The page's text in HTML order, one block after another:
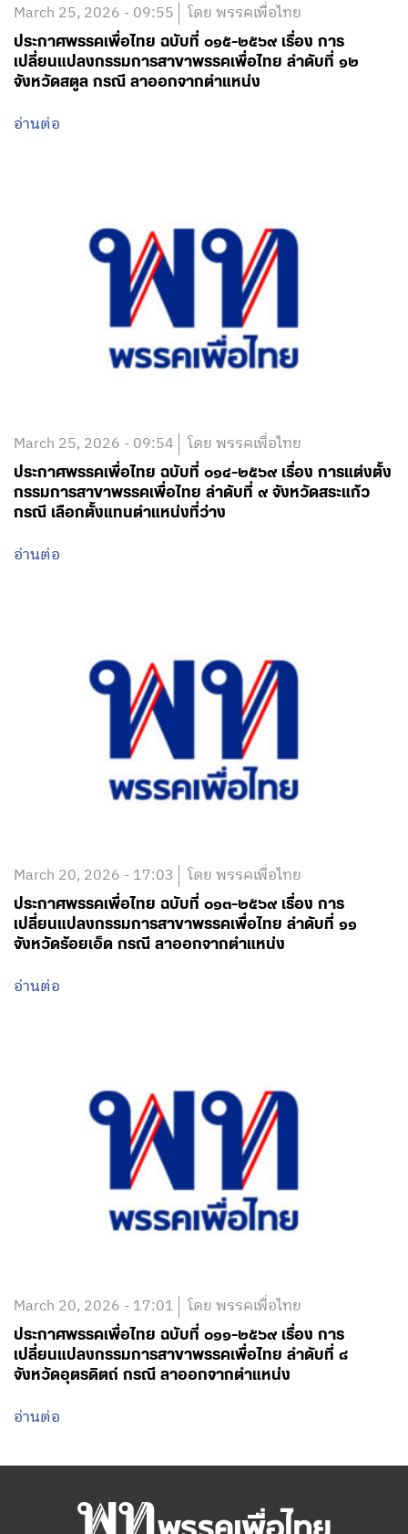
March 25, 2026 - 09:55 โดย พรรคเพื่อไทย
ประกาศพรรคเพื่อไทย ฉบับที่ ๐๑๕-๒๕๖๙ เรื่อง การ
เปลี่ยนแปลงกรรมการสาขาพรรคเพื่อไทย ลำดับที่ ๑๒
จังหวัดสตูล กรณี ลาออกจากตำแหน่ง
อ่านต่อ
March 25, 2026 - 09:54 โดย พรรคเพื่อไทย
ประกาศพรรคเพื่อไทย ฉบับที่ ๐๑๔-๒๕๖๙ เรื่อง การแต่งตั้ง
กรรมการสาขาพรรคเพื่อไทย ลำดับที่ ๙ จังหวัดสระแก้ว
กรณี เลือกตั้งแทนตำแหน่งที่ว่าง
อ่านต่อ
March 20, 2026 - 17:03 โดย พรรคเพื่อไทย
ประกาศพรรคเพื่อไทย ฉบับที่ ๐๑๓-๒๕๖๙ เรื่อง การ
เปลี่ยนแปลงกรรมการสาขาพรรคเพื่อไทย ลำดับที่ ๑๑
จังหวัดร้อยเอ็ด กรณี ลาออกจากตำแหน่ง
อ่านต่อ
March 20, 2026 - 17:01 โดย พรรคเพื่อไทย
ประกาศพรรคเพื่อไทย ฉบับที่ ๐๑๑-๒๕๖๙ เรื่อง การ
เปลี่ยนแปลงกรรมการสาขาพรรคเพื่อไทย ลำดับที่ ๘
จังหวัดอุตรดิตถ์ กรณี ลาออกจากตำแหน่ง
อ่านต่อ